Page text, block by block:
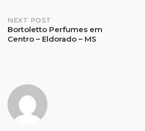
NEXT POST
Bortoletto Perfumes em
Centro – Eldorado – MS